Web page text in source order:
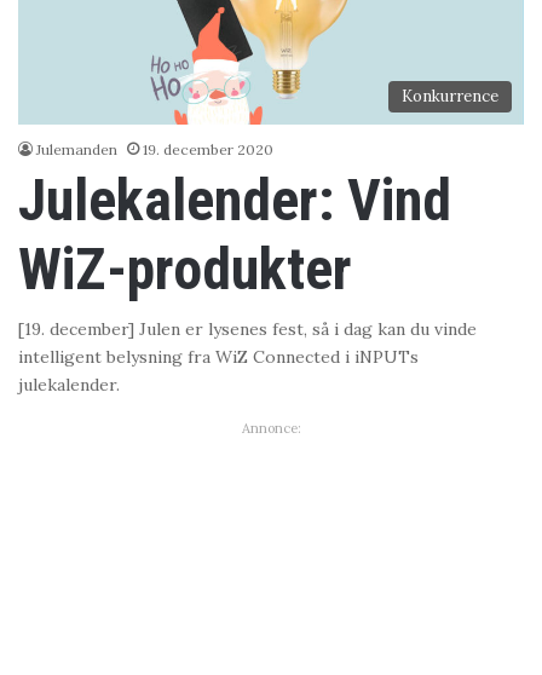
Konkurrence
Julemanden 19. december 2020
Julekalender: Vind
WiZ-produkter
[19. december] Julen er lysenes fest, så i dag kan du vinde
intelligent belysning fra WiZ Connected i iNPUTs
julekalender.
Annonce: